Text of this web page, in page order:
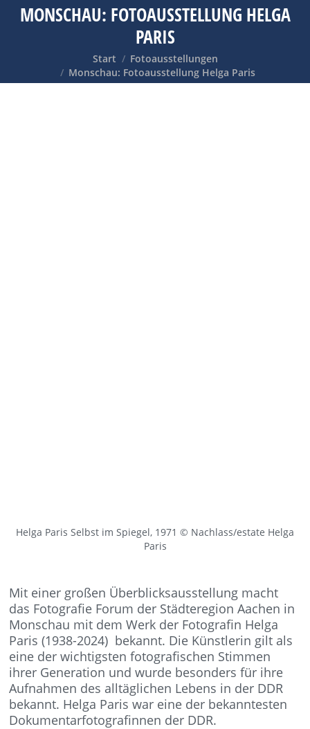
MONSCHAU: FOTOAUSSTELLUNG HELGA
PARIS
Sie befinden sich hier:
Start
Fotoausstellungen
Monschau: Fotoausstellung Helga Paris
Helga Paris Selbst im Spiegel, 1971 © Nachlass/estate Helga
Paris
Mit einer großen Überblicksausstellung macht
das Fotografie Forum der Städteregion Aachen in
Monschau mit dem Werk der Fotografin Helga
Paris (1938-2024) bekannt. Die Künstlerin gilt als
eine der wichtigsten fotografischen Stimmen
ihrer Generation und wurde besonders für ihre
Aufnahmen des alltäglichen Lebens in der DDR
bekannt. Helga Paris war eine der bekanntesten
Dokumentarfotografinnen der DDR.